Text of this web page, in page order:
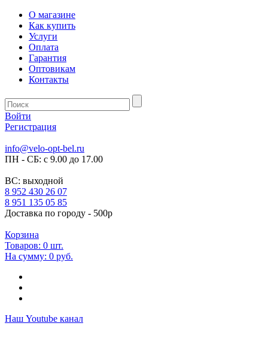
О магазине
Как купить
Услуги
Оплата
Гарантия
Оптовикам
Контакты
Войти
Регистрация
info@velo-opt-bel.ru
ПН - СБ: с 9.00 до 17.00
ВС: выходной
8 952 430 26 07
8 951 135 05 85
Доставка по городу - 500р
Корзина
Товаров: 0 шт.
На сумму: 0 руб.
Наш Youtube канал